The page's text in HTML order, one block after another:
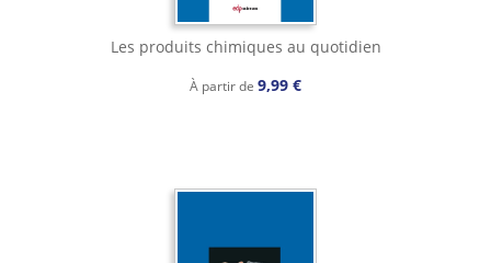
Les produits chimiques au quotidien
À partir de 9,99 €